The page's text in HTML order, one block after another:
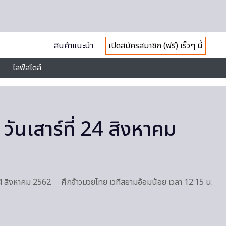
สินค้าแนะนำ
เปิดสมัครสมาชิก (ฟรี) เร็วๆ นี้
ไลฟ์สไตล์
นเสาร์ที่ 24 สิงหาคม
สิงหาคม 2562 ศึกจ้าวมวยไทย เวทีสยามอ้อมน้อย เวลา 12:15 น.